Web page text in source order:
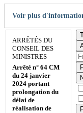
Voir plus
ARRÊTÉS DU
CONSEIL DES
MINISTRES
Arrêté n° 64 CM
du 24 janvier
2024 portant
prolongation du
délai de
réalisation de